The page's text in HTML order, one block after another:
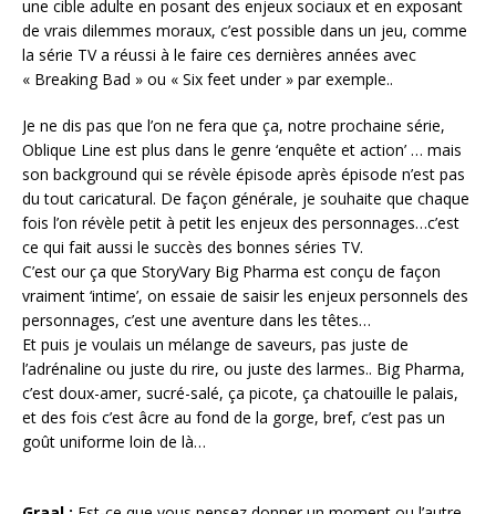
une cible adulte en posant des enjeux sociaux et en exposant
de vrais dilemmes moraux, c’est possible dans un jeu, comme
la série TV a réussi à le faire ces dernières années avec
« Breaking Bad » ou « Six feet under » par exemple..
Je ne dis pas que l’on ne fera que ça, notre prochaine série,
Oblique Line est plus dans le genre ‘enquête et action’ … mais
son background qui se révèle épisode après épisode n’est pas
du tout caricatural. De façon générale, je souhaite que chaque
fois l’on révèle petit à petit les enjeux des personnages…c’est
ce qui fait aussi le succès des bonnes séries TV.
C’est our ça que StoryVary Big Pharma est conçu de façon
vraiment ‘intime’, on essaie de saisir les enjeux personnels des
personnages, c’est une aventure dans les têtes…
Et puis je voulais un mélange de saveurs, pas juste de
l’adrénaline ou juste du rire, ou juste des larmes.. Big Pharma,
c’est doux-amer, sucré-salé, ça picote, ça chatouille le palais,
et des fois c’est âcre au fond de la gorge, bref, c’est pas un
goût uniforme loin de là…